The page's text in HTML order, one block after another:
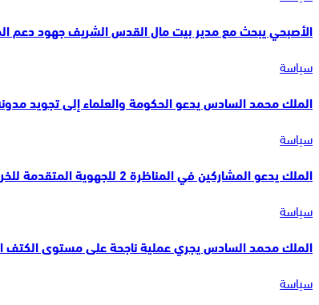
الأصبحي يبحث مع مدير بيت مال القدس الشريف جهود دعم
سياسة
الملك محمد السادس يدعو الحكومة والعلماء إلى تجويد
سياسة
الملك يدعو المشاركين في المناظرة 2 للجهوية المتقدمة للخروج بخارطة طريقة واضحة لتنزيل…
سياسة
الملك محمد السادس يجري عملية ناجحة على مستوى الكتف
سياسة